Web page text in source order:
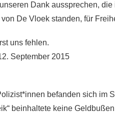
Dank aussprechen,
De Vloek standen, für
uns fehlen.
September 2015
befanden sich im
beinhaltete keine